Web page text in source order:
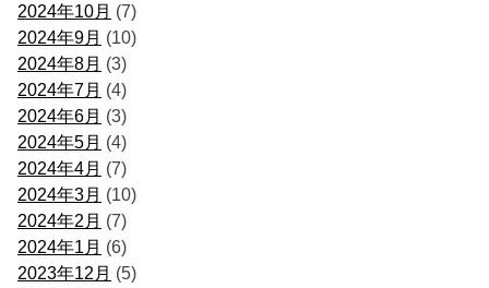
2024年10月 (7)
2024年9月 (10)
2024年8月 (3)
2024年7月 (4)
2024年6月 (3)
2024年5月 (4)
2024年4月 (7)
2024年3月 (10)
2024年2月 (7)
2024年1月 (6)
2023年12月 (5)